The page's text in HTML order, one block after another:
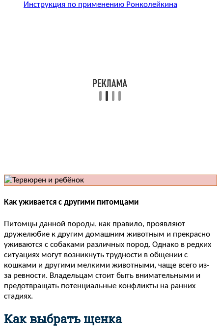
Инструкция по применению Ронколейкина
Как уживается с другими питомцами
Питомцы данной породы, как правило, проявляют
дружелюбие к другим домашним животным и прекрасно
уживаются с собаками различных пород. Однако в редких
ситуациях могут возникнуть трудности в общении с
кошками и другими мелкими животными, чаще всего из-
за ревности. Владельцам стоит быть внимательными и
предотвращать потенциальные конфликты на ранних
стадиях.
Как выбрать щенка